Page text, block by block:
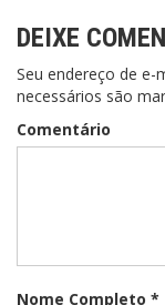
DEIXE
Seu endereço de e-
necessários são
Comentário
Nome Completo *